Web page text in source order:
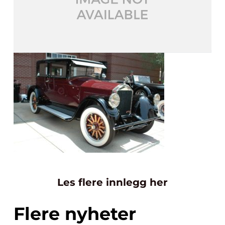
Les flere innlegg her
Flere nyheter